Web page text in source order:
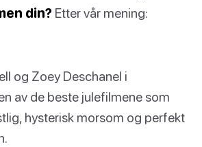
din? Etter vår mening:
og Zoey Deschanel i
av de beste julefilmene som
hysterisk morsom og perfekt